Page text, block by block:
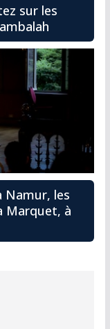
sur les
Namur, les
Marquet, à